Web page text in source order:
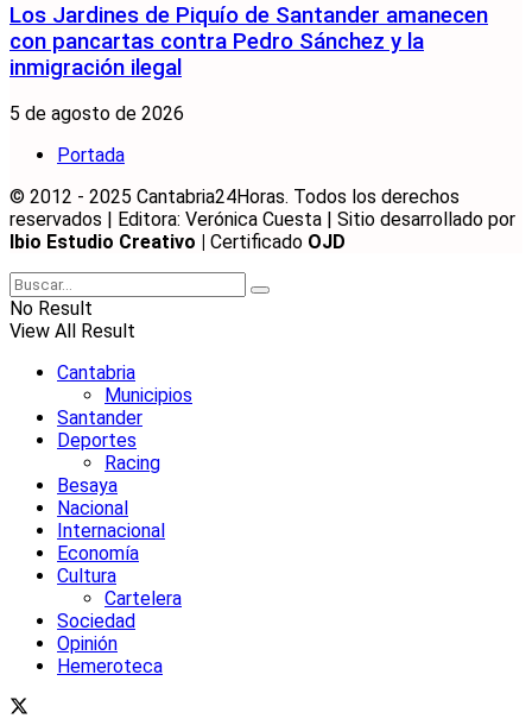
Los Jardines de Piquío de Santander amanecen
con pancartas contra Pedro Sánchez y la
inmigración ilegal
5 de agosto de 2026
Portada
© 2012 - 2025 Cantabria24Horas. Todos los derechos
reservados | Editora: Verónica Cuesta | Sitio desarrollado por
Ibio Estudio Creativo |
Certificado OJD
No Result
View All Result
Cantabria
Municipios
Santander
Deportes
Racing
Besaya
Nacional
Internacional
Economía
Cultura
Cartelera
Sociedad
Opinión
Hemeroteca